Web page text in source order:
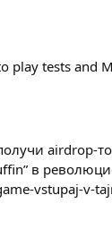
play tests and
airdrop-
в
vstupaj-v-